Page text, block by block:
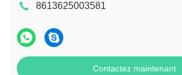
8613625003581
Contactez maintenant